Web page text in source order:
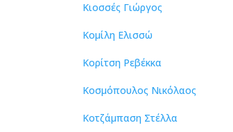
Κιοσσές Γιώργος
Κομίλη Ελισσώ
Κορίτση Ρεβέκκα
Κοσμόπουλος Νικόλαος
Κοτζάμπαση Στέλλα